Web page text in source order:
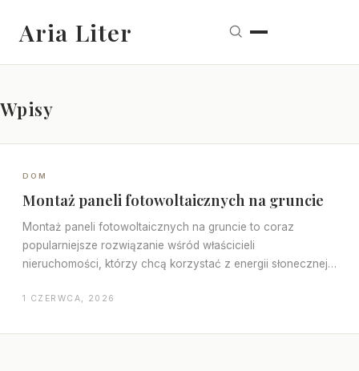
Aria Liter
Wpisy
DOM
Montaż paneli fotowoltaicznych na gruncie
Montaż paneli fotowoltaicznych na gruncie to coraz
popularniejsze rozwiązanie wśród właścicieli
nieruchomości, którzy chcą korzystać z energii słonecznej.
1 CZERWCA, 2026